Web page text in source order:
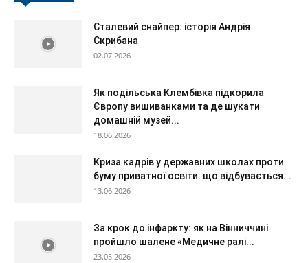
Сталевий снайпер: історія Андрія
Скрибана
02.07.2026
Як подільська Клембівка підкорила
Європу вишиванками та де шукати
домашній музей...
18.06.2026
Криза кадрів у державних школах проти
буму приватної освіти: що відбувається...
13.06.2026
За крок до інфаркту: як на Вінниччині
пройшло шалене «Медичне ралі...
23.05.2026